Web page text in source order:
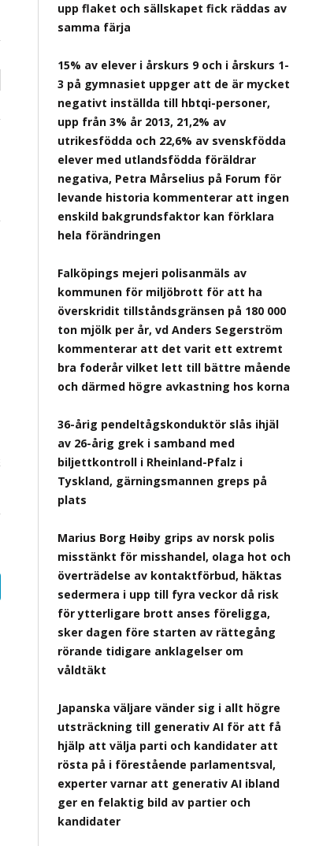
upp flaket och sällskapet fick räddas av
samma färja
15% av elever i årskurs 9 och i årskurs 1-
3 på gymnasiet uppger att de är mycket
negativt inställda till hbtqi-personer,
upp från 3% år 2013, 21,2% av
utrikesfödda och 22,6% av svenskfödda
elever med utlandsfödda föräldrar
negativa, Petra Mårselius på Forum för
levande historia kommenterar att ingen
enskild bakgrundsfaktor kan förklara
hela förändringen
Falköpings mejeri polisanmäls av
kommunen för miljöbrott för att ha
överskridit tillståndsgränsen på 180 000
ton mjölk per år, vd Anders Segerström
kommenterar att det varit ett extremt
bra foderår vilket lett till bättre mående
och därmed högre avkastning hos korna
36-årig pendeltågskonduktör slås ihjäl
av 26-årig grek i samband med
biljettkontroll i Rheinland-Pfalz i
Tyskland, gärningsmannen greps på
plats
Marius Borg Høiby grips av norsk polis
misstänkt för misshandel, olaga hot och
överträdelse av kontaktförbud, häktas
sedermera i upp till fyra veckor då risk
för ytterligare brott anses föreligga,
sker dagen före starten av rättegång
rörande tidigare anklagelser om
våldtäkt
Japanska väljare vänder sig i allt högre
utsträckning till generativ AI för att få
hjälp att välja parti och kandidater att
rösta på i förestående parlamentsval,
experter varnar att generativ AI ibland
ger en felaktig bild av partier och
kandidater